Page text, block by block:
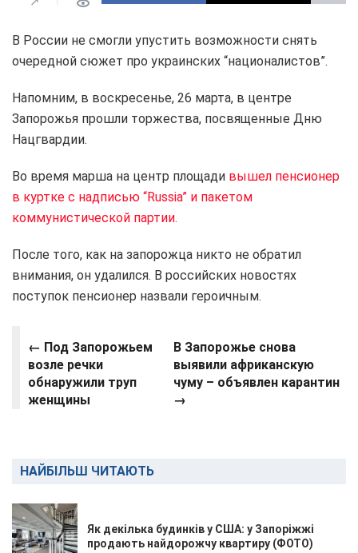
В России не смогли упустить возможности снять
очередной сюжет про украинских “националистов”.
Напомним, в воскресенье, 26 марта, в центре
Запорожья прошли торжества, посвященные Дню
Нацгвардии.
Во время марша на центр площади вышел пенсионер
в куртке с надписью “Russia” и пакетом
коммунистической партии.
После того, как на запорожца никто не обратил
внимания, он удалился. В российских новостях
поступок пенсионер назвали героичным.
← Под Запорожьем
возле речки
обнаружили труп
женщины
В Запорожье снова
выявили африканскую
чуму – объявлен карантин
→
НАЙБІЛЬШ ЧИТАЮТЬ
Як декілька будинків у США: у Запоріжжі
продають найдорожчу квартиру (ФОТО)